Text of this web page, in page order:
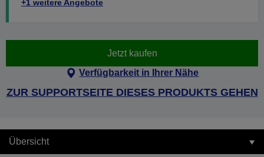
+1 weitere Angebote
Jetzt kaufen
Verfügbarkeit in Ihrer Nähe
ZUR SUPPORTSEITE DIESES PRODUKTS GEHEN
Übersicht